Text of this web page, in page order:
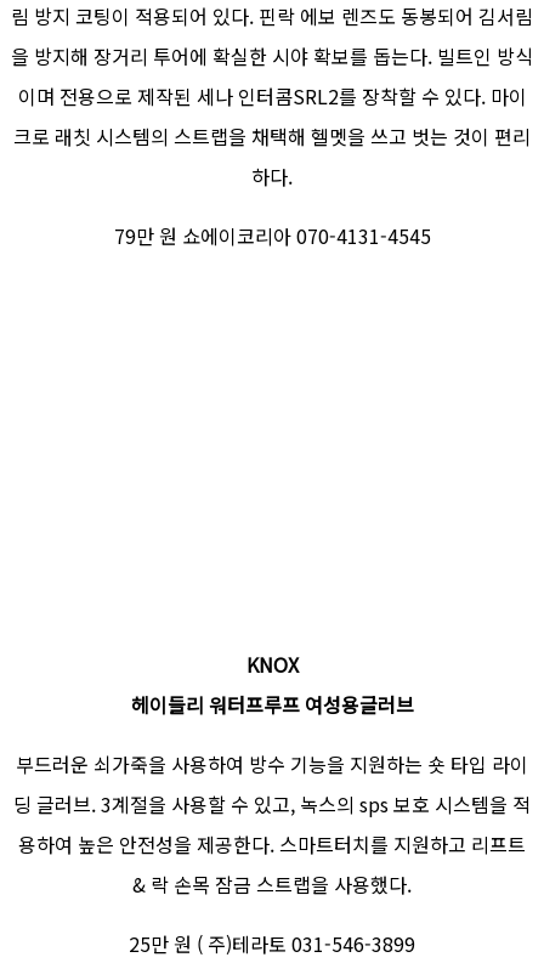
림 방지 코팅이 적용되어 있다. 핀락 에보 렌즈도 동봉되어 김서림
을 방지해 장거리 투어에 확실한 시야 확보를 돕는다. 빌트인 방식
이며 전용으로 제작된 세나 인터콤SRL2를 장착할 수 있다. 마이
크로 래칫 시스템의 스트랩을 채택해 헬멧을 쓰고 벗는 것이 편리
하다.
79만 원 쇼에이코리아 070-4131-4545
KNOX
헤이들리 워터프루프 여성용글러브
부드러운 쇠가죽을 사용하여 방수 기능을 지원하는 숏 타입 라이
딩 글러브. 3계절을 사용할 수 있고, 녹스의 sps 보호 시스템을 적
용하여 높은 안전성을 제공한다. 스마트터치를 지원하고 리프트
& 락 손목 잠금 스트랩을 사용했다.
25만 원 ( 주)테라토 031-546-3899